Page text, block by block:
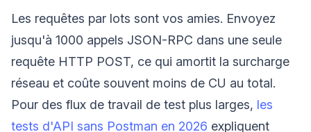
Les requêtes par lots sont vos amies. Envoyez
jusqu'à 1000 appels JSON-RPC dans une seule
requête HTTP POST, ce qui amortit la surcharge
réseau et coûte souvent moins de CU au total.
Pour des flux de travail de test plus larges, les
tests d'API sans Postman en 2026 expliquent